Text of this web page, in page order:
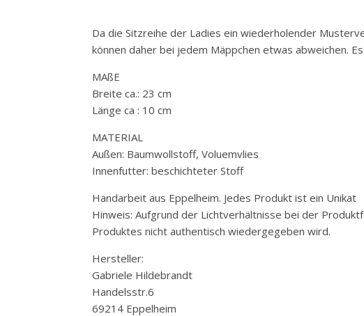
Da die Sitzreihe der Ladies ein wiederholender
können daher bei jedem Mäppchen etwas abweichen.
MAßE
Breite ca.: 23 cm
Länge ca : 10 cm
MATERIAL
Außen: Baumwollstoff, Voluemvlies
Innenfutter: beschichteter Stoff
Handarbeit aus Eppelheim. Jedes Produkt ist ein Unikat
Hinweis: Aufgrund der Lichtverhältnisse bei der
Produktes nicht authentisch wiedergegeben wird.
Hersteller:
Gabriele Hildebrandt
Handelsstr.6
69214 Eppelheim